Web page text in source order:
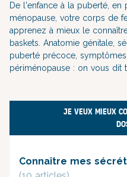
De l'enfance à la puberté, en
ménopause, votre corps de
apprenez à mieux le
baskets. Anatomie génitale,
puberté précoce,
périménopause : on vous dit
JE VEUX MIEUX
Connaître mes